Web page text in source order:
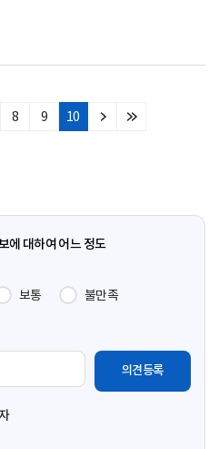
8 9 10
다
마
에 대하여 어느 정도
보통
불만족